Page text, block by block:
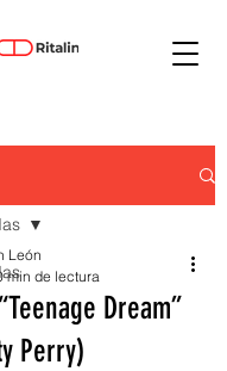
Dream”
Perry)
León
min de lectura